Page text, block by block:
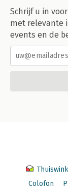
Schrijf u in
met relevante
events en de
Colofon